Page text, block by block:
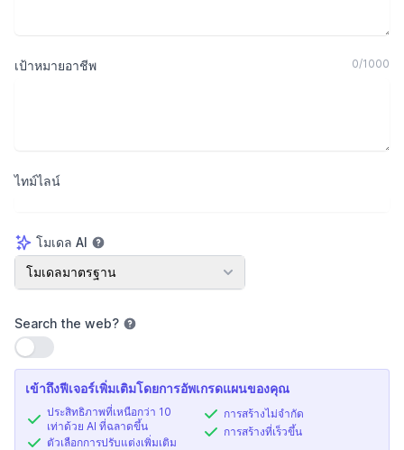
เป้าหมายอาชีพ 0/1000
ไทม์ไลน์
โมเดล AI
โมเดล AI
โมเดลมาตรฐาน
Search the web?
ใช้การตั้งค่า
เข้าถึงฟีเจอร์เพิ่มเติมโดยการอัพเกรดแผนของคุณ
ประสิทธิภาพที่เหนือกว่า 10
เท่าด้วย AI ที่ฉลาดขึ้น
ตัวเลือกการปรับแต่งเพิ่มเติม
การสร้างไม่จำกัด
การสร้างที่เร็วขึ้น